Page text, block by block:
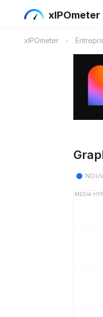
xIPOmeter
xIPOmeter